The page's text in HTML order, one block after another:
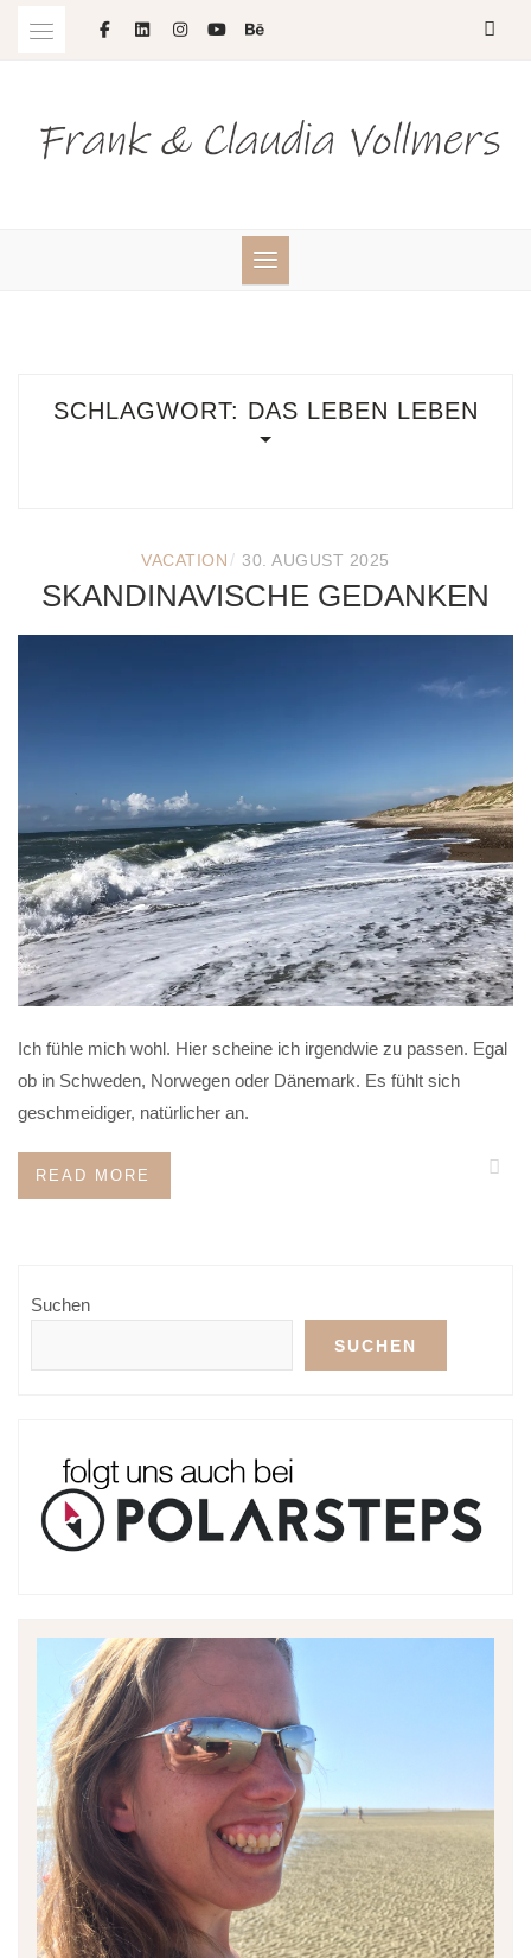
SCHLAGWORT: DAS LEBEN LEBEN
VACATION / 30. AUGUST 2025
SKANDINAVISCHE GEDANKEN
Ich fühle mich wohl. Hier scheine ich irgendwie zu passen. Egal
ob in Schweden, Norwegen oder Dänemark. Es fühlt sich
geschmeidiger, natürlicher an.
READ MORE
Suchen
SUCHEN